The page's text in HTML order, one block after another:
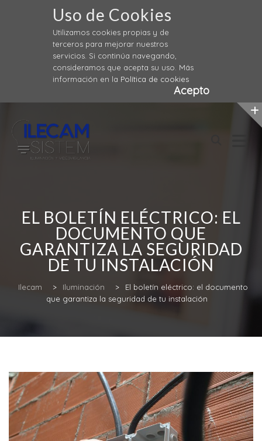
Uso de Cookies
Utilizamos cookies propias y de
terceros para mejorar nuestros
servicios. Si continúa navegando,
consideramos que acepta su uso. Más
información en la Política de cookies
Acepto
EL BOLETÍN ELÉCTRICO: EL
DOCUMENTO QUE
GARANTIZA LA SEGURIDAD
DE TU INSTALACIÓN
Ilecam > Iluminación >
El boletín eléctrico: el documento
que garantiza la seguridad de tu instalación